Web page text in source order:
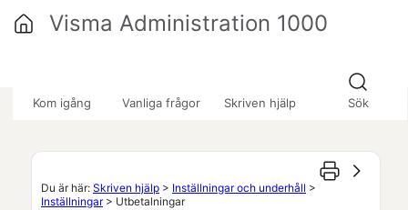
Kom igång Vanliga frågor Skriven hjälp Sök
Visma Administration 1000
Du är här: Skriven hjälp > Inställningar och underhåll >
Inställningar> Utbetalningar